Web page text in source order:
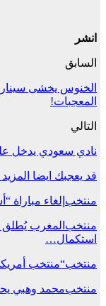
انشر
السابق
الخنوس يخشى
المعجبات!
التالي
نادي سعودي يدخل
قد يعجبك ايضا
منتخب إلغاء
منتخب المغرب
استكمال…
منتخب“منتخب
منتخبمحمد وهبي